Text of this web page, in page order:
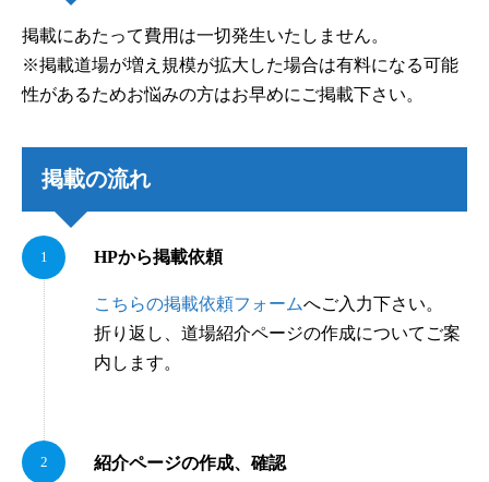
掲載にあたって費用は一切発生いたしません。
※掲載道場が増え規模が拡大した場合は有料になる可能
性があるためお悩みの方はお早めにご掲載下さい。
掲載の流れ
HPから掲載依頼
こちらの掲載依頼フォームへご入力下さい。
折り返し、道場紹介ページの作成についてご案
内します。
紹介ページの作成、確認